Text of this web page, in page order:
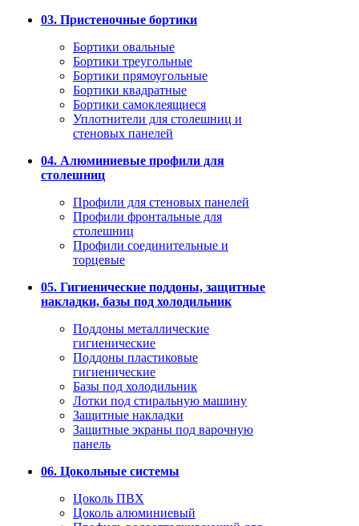
03. Пристеночные бортики
Бортики овальные
Бортики треугольные
Бортики прямоугольные
Бортики квадратные
Бортики самоклеящиеся
Уплотнители для столешниц и
стеновых панелей
04. Алюминиевые профили для
столешниц
Профили для стеновых панелей
Профили фронтальные для
столешниц
Профили соединительные и
торцевые
05. Гигиенические поддоны, защитные
накладки, базы под холодильник
Поддоны металлические
гигиенические
Поддоны пластиковые
гигиенические
Базы под холодильник
Лотки под стиральную машину
Защитные накладки
Защитные экраны под варочную
панель
06. Цокольные системы
Цоколь ПВХ
Цоколь алюминиевый